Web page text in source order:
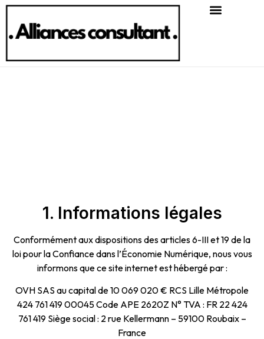
1. Informations légales
Conformément aux dispositions des articles 6-III et 19 de la
loi pour la Confiance dans l’Économie Numérique, nous vous
informons que ce site internet est hébergé par :
OVH SAS au capital de 10 069 020 € RCS Lille Métropole
424 761 419 00045 Code APE 2620Z N° TVA : FR 22 424
761 419 Siège social : 2 rue Kellermann – 59100 Roubaix –
France